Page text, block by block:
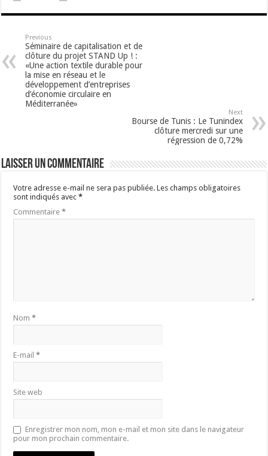
Previous
Séminaire de capitalisation et de
clôture du projet STAND Up ! :
«Une action textile durable pour
la mise en réseau et le
développement d’entreprises
d’économie circulaire en
Méditerranée»
Next
Bourse de Tunis : Le Tunindex
clôture mercredi sur une
régression de 0,72%
Laisser un commentaire
Votre adresse e-mail ne sera pas publiée. Les champs obligatoires
sont indiqués avec*
Commentaire*
Nom*
E-mail*
Site web
Enregistrer mon nom, mon e-mail et mon site dans le navigateur
pour mon prochain commentaire.